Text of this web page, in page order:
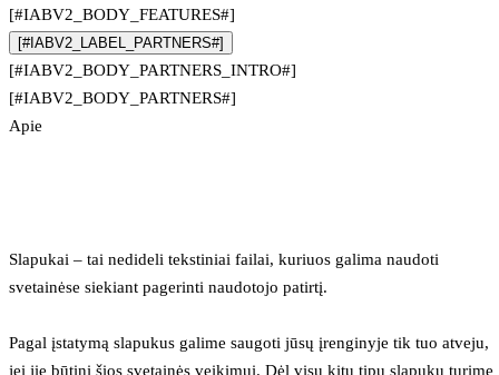
[#IABV2_BODY_FEATURES#]
[#IABV2_LABEL_PARTNERS#]
[#IABV2_BODY_PARTNERS_INTRO#]
[#IABV2_BODY_PARTNERS#]
Apie
Slapukai – tai nedideli tekstiniai failai, kuriuos galima naudoti
svetainėse siekiant pagerinti naudotojo patirtį.
Pagal įstatymą slapukus galime saugoti jūsų įrenginyje tik tuo atveju,
jei jie būtini šios svetainės veikimui. Dėl visų kitų tipų slapukų turime